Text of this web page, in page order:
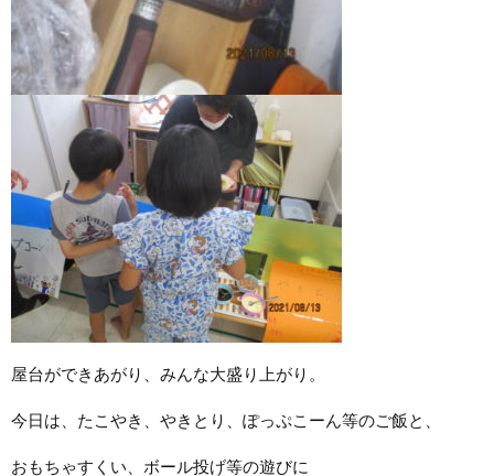
屋台ができあがり、みんな大盛り上がり。
今日は、たこやき、やきとり、ぽっぷこーん等のご飯と、
おもちゃすくい、ボール投げ等の遊びに